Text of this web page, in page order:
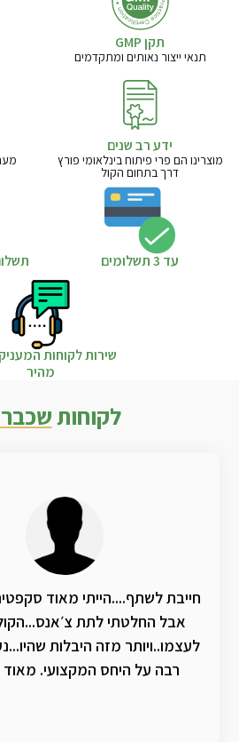
תקן GMP
תנאי ייצור נאותים ומתקדמים
ידע רב שנים
מוצרינו הם פרי פיתוח בינלאומי פורץ
דרך בתחום הקול
עד 3 תשלומים
שירות לקוחות
מהיר
לקוחותשכבר
חייבת לשתף....הייתי מאוד
אבל החלטתי לתת
לעצמו..ויותר מזה היבלות
רבה על היחס המקצועי.